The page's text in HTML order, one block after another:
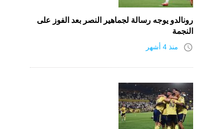
رونالدو يوجه رسالة لجماهير النصر بعد الفوز على
النجمة
access_time منذ 4 أشهر